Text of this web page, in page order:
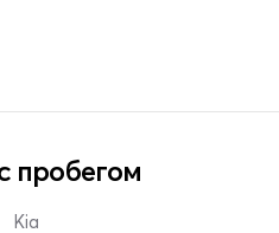
пробегом
Kia